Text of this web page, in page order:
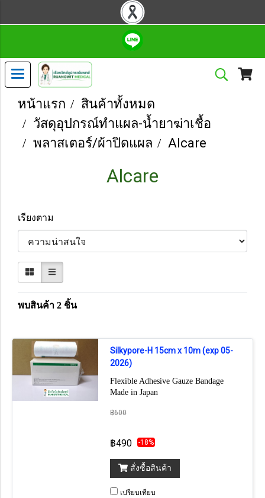
หน้าแรก
สินค้าทั้งหมด
วัสดุอุปกรณ์ทำแผล-น้ำยาฆ่าเชื้อ
พลาสเตอร์/ผ้าปิดแผล
Alcare
Alcare
เรียงตาม
พบสินค้า 2 ชิ้น
Silkypore-H 15cm x 10m (exp 05-
2026)
Flexible Adhesive Gauze Bandage
Made in Japan
฿600
฿490 -18%
สั่งซื้อสินค้า
เปรียบเทียบ